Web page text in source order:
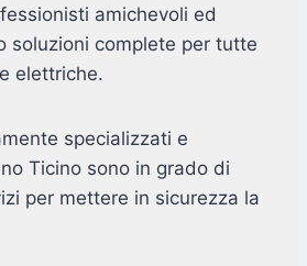
amichevoli ed
soluzioni complete per tutte
elettriche.
specializzati e
Ticino sono in grado di
per mettere in sicurezza la